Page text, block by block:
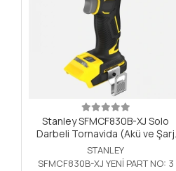
Stanley SFMCF830B-XJ Solo
Darbeli Tornavida (Akü ve Şarj
Cihazı Dahil Değildir.)
STANLEY
SFMCF830B-XJ YENİ PART NO: 3